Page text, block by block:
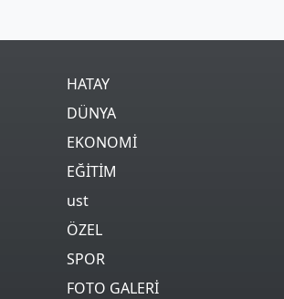
HATAY
DÜNYA
EKONOMİ
EĞİTİM
ust
ÖZEL
SPOR
FOTO GALERİ